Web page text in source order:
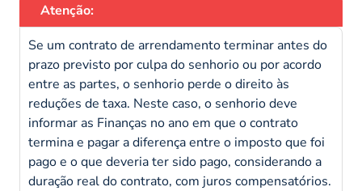
Atenção:
Se um contrato de arrendamento terminar antes do
prazo previsto por culpa do senhorio ou por acordo
entre as partes, o senhorio perde o direito às
reduções de taxa. Neste caso, o senhorio deve
informar as Finanças no ano em que o contrato
termina e pagar a diferença entre o imposto que foi
pago e o que deveria ter sido pago, considerando a
duração real do contrato, com juros compensatórios.